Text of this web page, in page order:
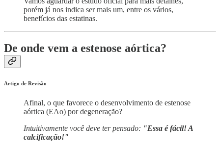
porém já nos indica ser mais um, entre os vários,
benefícios das estatinas.
De onde vem a estenose aórtica?
Artigo de Revisão
Afinal, o que favorece o desenvolvimento de estenose
aórtica (EAo) por degeneração?
Intuitivamente você deve ter pensado: "Essa é fácil! A
calcificação!"